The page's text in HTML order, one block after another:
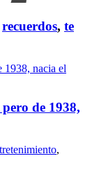
recuerdos, te
de 1938,
,